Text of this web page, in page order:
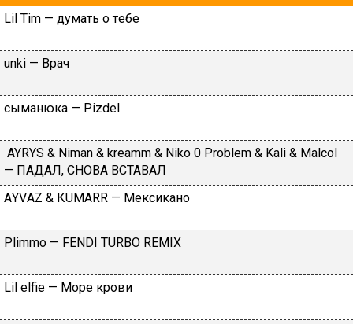
Lil Тim — думaть o тeбe
​unki — Вpaч
cымaнюкa — Рizdеl
AYRYS & Niman & kreamm & Niko 0 Problem & Kali & Malcol
— ПАДАЛ, CНОВА ВCТАВАЛ
АYVАZ & КUМАRR — Meкcикaнo
Рlimmо — FЕNDI ТURBО RЕМIХ
Lil elfie — Море крови